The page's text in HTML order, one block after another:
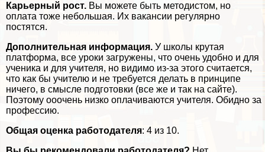
Карьерный рост. Вы можете быть методистом, но
оплата тоже небольшая. Их вакансии регулярно
постятся.
Дополнительная информация. У школы крутая
платформа, все уроки загружены, что очень удобно и для
ученика и для учителя, но видимо из-за этого считается,
что как бы учителю и не требуется делать в принципе
ничего, в смысле подготовки (все же и так на сайте).
Поэтому ооочень низко оплачиваются учителя. Обидно за
профессию.
Общая оценка работодателя: 4 из 10.